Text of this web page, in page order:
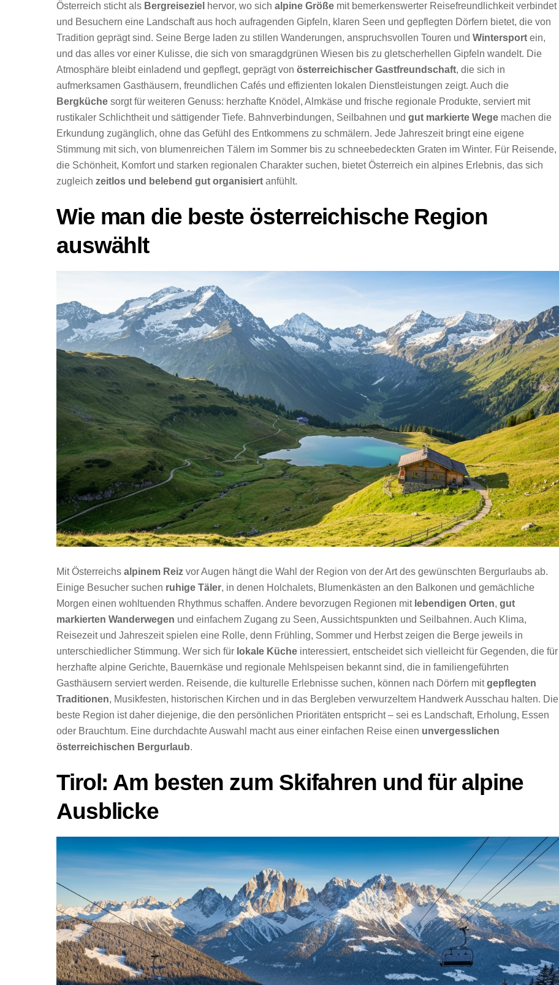
Österreich sticht als Bergreiseziel hervor, wo sich alpine Größe mit bemerkenswerter Reisefreundlichkeit verbindet
und Besuchern eine Landschaft aus hoch aufragenden Gipfeln, klaren Seen und gepflegten Dörfern bietet, die von
Tradition geprägt sind. Seine Berge laden zu stillen Wanderungen, anspruchsvollen Touren und Wintersport ein,
und das alles vor einer Kulisse, die sich von smaragdgrünen Wiesen bis zu gletscherhellen Gipfeln wandelt. Die
Atmosphäre bleibt einladend und gepflegt, geprägt von österreichischer Gastfreundschaft, die sich in
aufmerksamen Gasthäusern, freundlichen Cafés und effizienten lokalen Dienstleistungen zeigt. Auch die
Bergküche sorgt für weiteren Genuss: herzhafte Knödel, Almkäse und frische regionale Produkte, serviert mit
rustikaler Schlichtheit und sättigender Tiefe. Bahnverbindungen, Seilbahnen und gut markierte Wege machen die
Erkundung zugänglich, ohne das Gefühl des Entkommens zu schmälern. Jede Jahreszeit bringt eine eigene
Stimmung mit sich, von blumenreichen Tälern im Sommer bis zu schneebedeckten Graten im Winter. Für Reisende,
die Schönheit, Komfort und starken regionalen Charakter suchen, bietet Österreich ein alpines Erlebnis, das sich
zugleich zeitlos und belebend gut organisiert anfühlt.
Wie man die beste österreichische Region
auswählt
Mit Österreichs alpinem Reiz vor Augen hängt die Wahl der Region von der Art des gewünschten Bergurlaubs ab.
Einige Besucher suchen ruhige Täler, in denen Holchalets, Blumenkästen an den Balkonen und gemächliche
Morgen einen wohltuenden Rhythmus schaffen. Andere bevorzugen Regionen mit lebendigen Orten, gut
markierten Wanderwegen und einfachem Zugang zu Seen, Aussichtspunkten und Seilbahnen. Auch Klima,
Reisezeit und Jahreszeit spielen eine Rolle, denn Frühling, Sommer und Herbst zeigen die Berge jeweils in
unterschiedlicher Stimmung. Wer sich für lokale Küche interessiert, entscheidet sich vielleicht für Gegenden, die für
herzhafte alpine Gerichte, Bauernkäse und regionale Mehlspeisen bekannt sind, die in familiengeführten
Gasthäusern serviert werden. Reisende, die kulturelle Erlebnisse suchen, können nach Dörfern mitgepflegten
Traditionen, Musikfesten, historischen Kirchen und in das Bergleben verwurzeltem Handwerk Ausschau halten. Die
beste Region ist daher diejenige, die den persönlichen Prioritäten entspricht – sei es Landschaft, Erholung, Essen
oder Brauchtum. Eine durchdachte Auswahl macht aus einer einfachen Reise einen unvergesslichen
österreichischen Bergurlaub.
Tirol: Am besten zum Skifahren und für alpine
Ausblicke